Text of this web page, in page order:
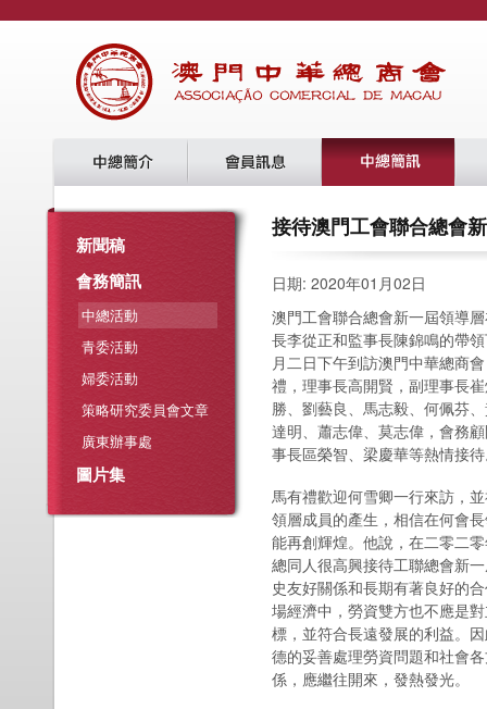
新聞稿
會務簡訊
中總活動
青委活動
婦委活動
策略研究委員會文章
廣東辦事處
圖片集
接待澳門工會聯合總會
日期: 2020年01月02日
澳門工會聯合總會新一屆領導
長李從正和監事長陳錦鳴的帶
月二日下午到訪澳門中華總商
禮，理事長高開賢，副理事長
勝、劉藝良、馬志毅、何佩芬
達明、蕭志偉、莫志偉，會務
事長區榮智、梁慶華等熱情接
馬有禮歡迎何雪卿一行來訪，
領層成員的產生，相信在何會
能再創輝煌。他說，在二零二
總同人很高興接待工聯總會新
史友好關係和長期有著良好的
場經濟中，勞資雙方也不應是
標，並符合長遠發展的利益。
德的妥善處理勞資問題和社會
係，應繼往開來，發熱發光。